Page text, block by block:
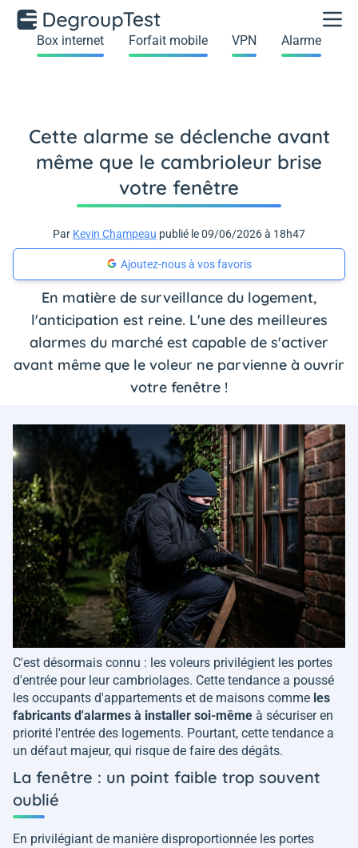
Box internet Forfait mobile VPN Alarme
Cette alarme se déclenche avant
même que le cambrioleur brise
votre fenêtre
Par Kevin Champeau publié le 09/06/2026 à 18h47
Ajoutez-nous à vos favoris
En matière de surveillance du logement,
l'anticipation est reine. L'une des meilleures
alarmes du marché est capable de s'activer
avant même que le voleur ne parvienne à ouvrir
votre fenêtre !
C'est désormais connu : les voleurs privilégient les portes
d'entrée pour leur cambriolages. Cette tendance a poussé
les occupants d'appartements et de maisons comme les
fabricants d'alarmes à installer soi-même à sécuriser en
priorité l'entrée des logements. Pourtant, cette tendance a
un défaut majeur, qui risque de faire des dégâts.
La fenêtre : un point faible trop souvent
oublié
En privilégiant de manière disproportionnée les portes